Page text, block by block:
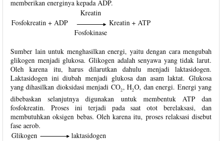
memberikan energinya kepada ADP.
Fosfokreatin + ADP
Kreatin
Kreatin + ATP
Fosfokinase
Sumber lain untuk menghasilkan energi, yaitu dengan cara mengubah
glikogen menjadi glukosa. Glikogen adalah senyawa yang tidak larut.
Oleh karena itu, harus dilarutkan dahulu menjadi laktasidogen.
Laktasidogen ini diubah menjadi glukosa dan asam laktat. Glukosa
yang dihasilkan dioksidasi menjadi CO2, H2O, dan energi. Energi yang
dibebaskan selanjutnya digunakan untuk membentuk ATP dan
fosfokreatin. Proses ini terjadi pada saat otot berelaksasi, dan
membutuhkan oksigen bebas. Oleh karena itu, proses relaksasi disebut
fase aerob.
Glikogen
laktasidogen